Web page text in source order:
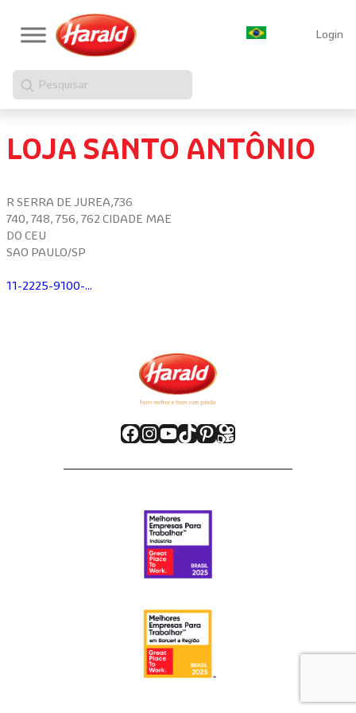
Login
Pesquisar
LOJA SANTO ANTÔNIO
R SERRA DE JUREA,736
740, 748, 756, 762 CIDADE MAE
DO CEU
SAO PAULO/SP
11-2225-9100-...
Facebook
Instagram
Youtube
TikTok
Pinterest
Kwai